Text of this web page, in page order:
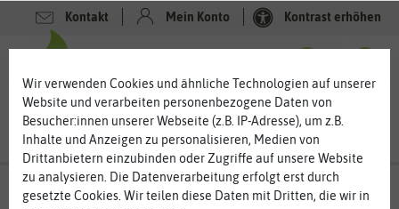
Kontakt Mein Konto Kontrast erhöhen
Wir verwenden Cookies und ähnliche Technologien auf unserer
Website und verarbeiten personenbezogene Daten von
Besucher:innen unserer Webseite (z.B. IP-Adresse), um z.B.
Inhalte und Anzeigen zu personalisieren, Medien von
Drittanbietern einzubinden oder Zugriffe auf unsere Website
zu analysieren. Die Datenverarbeitung erfolgt erst durch
gesetzte Cookies. Wir teilen diese Daten mit Dritten, die wir in